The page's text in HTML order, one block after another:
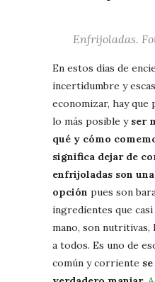
Enfrijoladas.
En estos días de
incertidumbre y
economizar, hay
lo más posible y ser
qué y cómo
significa dejar de
enfrijoladas son
opción pues son
ingredientes que
mano, son nutritivas,
a todos. Es uno de
común y corriente